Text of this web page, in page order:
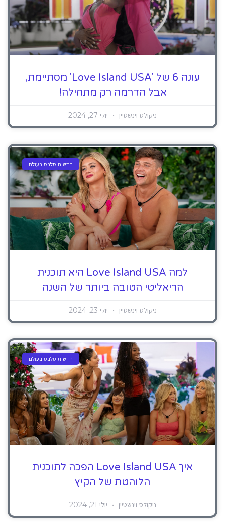
עונה 6 של 'Love Island USA' מסתיימת,
אבל הדרמה רק מתחילה!
ניקולס וינשטיין יולי 27, 2024
חדשות סלבס בעולם
למה Love Island USA היא תוכנית
הריאליטי הטובה ביותר של השנה
ניקולס וינשטיין יולי 23, 2024
חדשות סלבס בעולם
איך Love Island USA הפכה לתוכנית
הלוהטת של הקיץ
ניקולס וינשטיין יולי 21, 2024